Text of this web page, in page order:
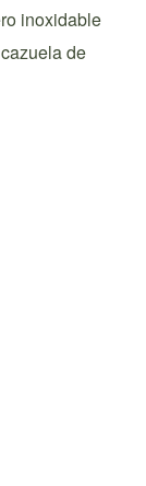
inoxidable
de